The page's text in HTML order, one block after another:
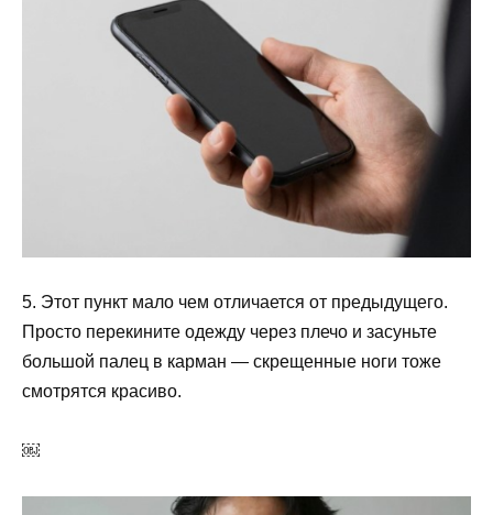
5. Этот пункт мало чем отличается от предыдущего.
Просто перекините одежду через плечо и засуньте
большой палец в карман — скрещенные ноги тоже
смотрятся красиво.
￼